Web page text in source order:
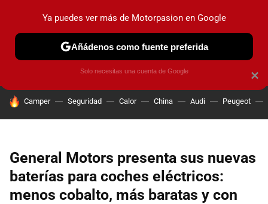
PRUEBAS COCHES ELÉCTRICOS OBSERVATORIO
HOY SE HABLA DE
Camper Seguridad Calor China Audi Peugeot
General Motors presenta sus nuevas
baterías para coches eléctricos:
menos cobalto, más baratas y con
×
Ya puedes ver más de Motorpasion en Google
Añádenos como fuente preferida
Solo necesitas una cuenta de Google